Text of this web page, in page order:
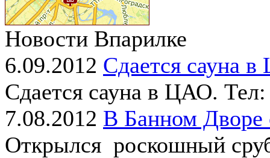
Новости Впарилке
6.09.2012 Сдается сауна
Сдается сауна в ЦАО.
7.08.2012 В Банном Дворе
Открылся роскошный